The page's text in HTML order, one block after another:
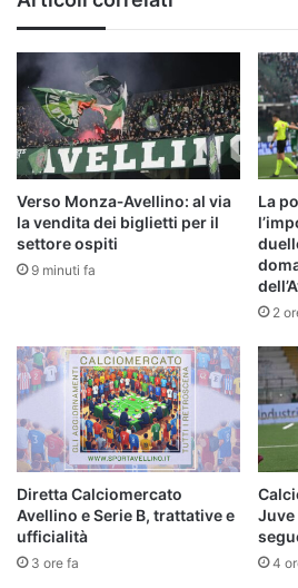
progetto
per
il
rifacimento"
Verso Monza‑Avellino: al via
la vendita dei biglietti per il
settore ospiti
9 minuti fa
La
2
Diretta Calciomercato
Avellino e Serie B, trattative e
ufficialità
3 ore fa
Juve
4